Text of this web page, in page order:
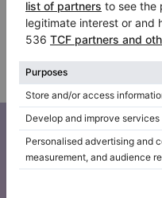
Anno: 1883 Altezza:51″
Stato:Italia
Città:Monza
Venditore privato
Iscriviti alla
Tenetevi aggiornati